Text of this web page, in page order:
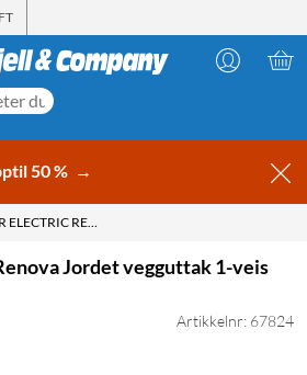
50 % →
SCHNEIDER ELECTRIC RENOVA JORDET VEGGUTTAK 1-VEIS INNFELT SVART
Jordet vegguttak 1-veis
Artikkelnr: 67824